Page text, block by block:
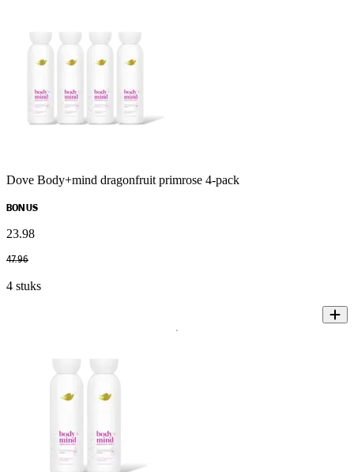
Dove Body+mind dragonfruit primrose 4-pack
BONUS
23.98
47.96
4 stuks